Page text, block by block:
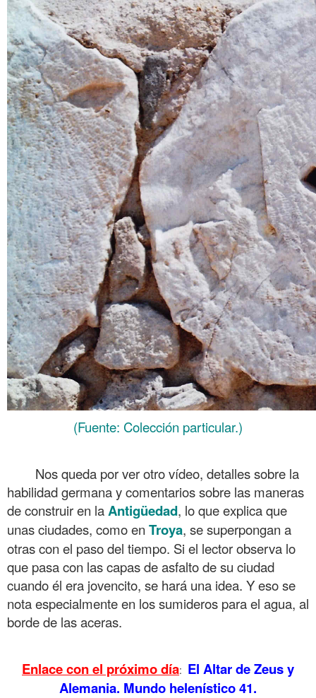
(Fuente: Colección particular.)
Nos queda por ver otro vídeo, detalles sobre la
habilidad germana y comentarios sobre las maneras
de construir en laAntigüedad, lo que explica que
unas ciudades, como en Troya, se superpongan a
otras con el paso del tiempo. Si el lector observa lo
que pasa con las capas de asfalto de su ciudad
cuando él era jovencito, se hará una idea. Y eso se
nota especialmente en los sumideros para el agua, al
borde de las aceras.
Enlace con el próximo día: El Altar de Zeus y
Alemania. Mundo helenístico 41.